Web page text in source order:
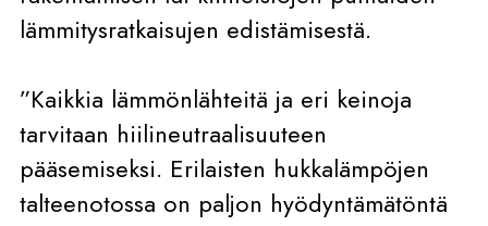
lämmitysratkaisujen edistämisestä.
”Kaikkia lämmönlähteitä ja eri keinoja
tarvitaan hiilineutraalisuuteen
pääsemiseksi. Erilaisten hukkalämpöjen
talteenotossa on paljon hyödyntämätöntä